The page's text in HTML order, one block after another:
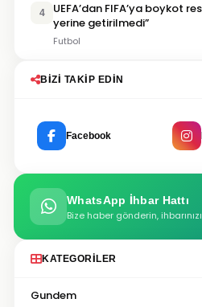
4
UEFA’dan FIFA’ya boykot
yerine getirilmedi”
Futbol
BIZI TAKIP EDIN
Facebook
WhatsApp İhbar Hattı
Bize haber gönderin,
KATEGORILER
Gundem